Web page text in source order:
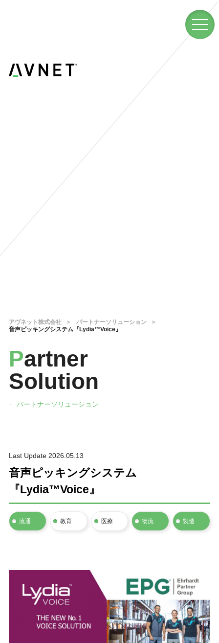
アヴネット株式会社
パートナーソリューション
音声ピッキングシステム『Lydia™Voice』
Partner
Solution
パートナーソリューション
Last Update 2026.05.13
音声ピッキングシステム
『Lydia™Voice』
流通 教育 医療 物流 製造